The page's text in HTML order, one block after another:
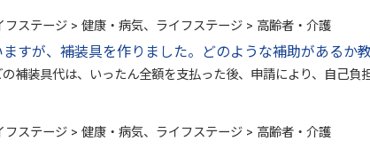
ステージ > 健康・病気、ライフステージ > 高齢者・介護
すが、補装具を作りました。どのような補助があるか教
補装具代は、いったん全額を支払った後、申請により、自己
ステージ > 健康・病気、ライフステージ > 高齢者・介護